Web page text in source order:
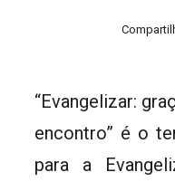
“Evangelizar:
encontro” é o
para a